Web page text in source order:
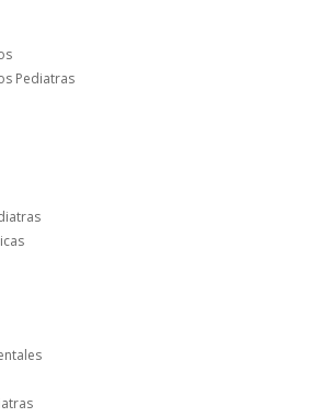
Pediatras